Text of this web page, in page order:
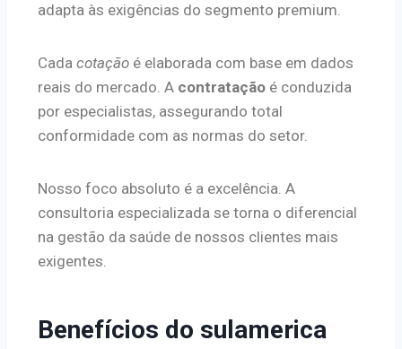
adapta às exigências do segmento premium.
Cada cotação é elaborada com base em dados
reais do mercado. A contratação é conduzida
por especialistas, assegurando total
conformidade com as normas do setor.
Nosso foco absoluto é a excelência. A
consultoria especializada se torna o diferencial
na gestão da saúde de nossos clientes mais
exigentes.
Benefícios do sulamerica